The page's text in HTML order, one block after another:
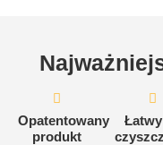
Opatentowany
produkt